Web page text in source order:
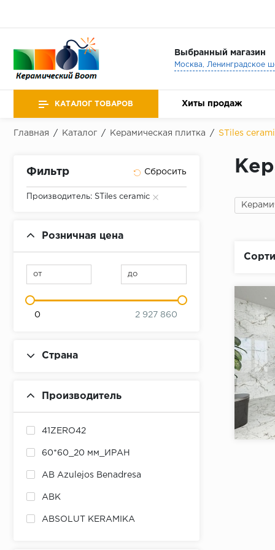
Выбранный магазин
КАТАЛОГ ТОВАРОВ Хиты продаж
Главная / Каталог / Керамическая плитка / STiles
Фильтр
Производитель: STiles ceramic
Розничная цена
от до
0 2 927 860
Страна
Производитель
41ZERO42
60*60_20 мм_ИРАН
AB Azulejos Benadresa
ABK
ABSOLUT KERAMIKA
Бренд: